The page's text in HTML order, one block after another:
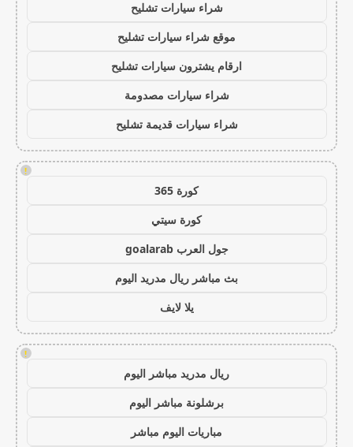
شراء سيارات تشليح
موقع شراء سيارات تشليح
ارقام يشترون سيارات تشليح
شراء سيارات مصدومة
شراء سيارات قديمة تشليح
!
كورة 365
كورة سيتي
جول العرب goalarab
بث مباشر ريال مدريد اليوم
يلا لايف
!
ريال مدريد مباشر اليوم
برشلونة مباشر اليوم
مباريات اليوم مباشر